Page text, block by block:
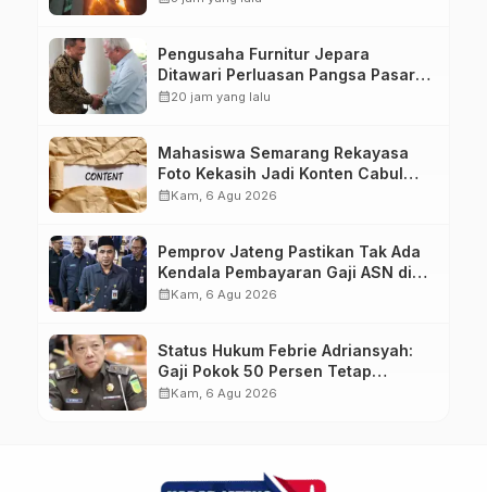
Pengusaha Furnitur Jepara
Ditawari Perluasan Pangsa Pasar
Hingga ke IKN
calendar_month20 jam yang lalu
Mahasiswa Semarang Rekayasa
Foto Kekasih Jadi Konten Cabul
karena Sakit Hati
calendar_monthKam, 6 Agu 2026
Pemprov Jateng Pastikan Tak Ada
Kendala Pembayaran Gaji ASN di
Tengah Pemangkasan Transfer ke
calendar_monthKam, 6 Agu 2026
Status Hukum Febrie Adriansyah:
Gaji Pokok 50 Persen Tetap
Mengalir, Tunjangan Disetop
calendar_monthKam, 6 Agu 2026